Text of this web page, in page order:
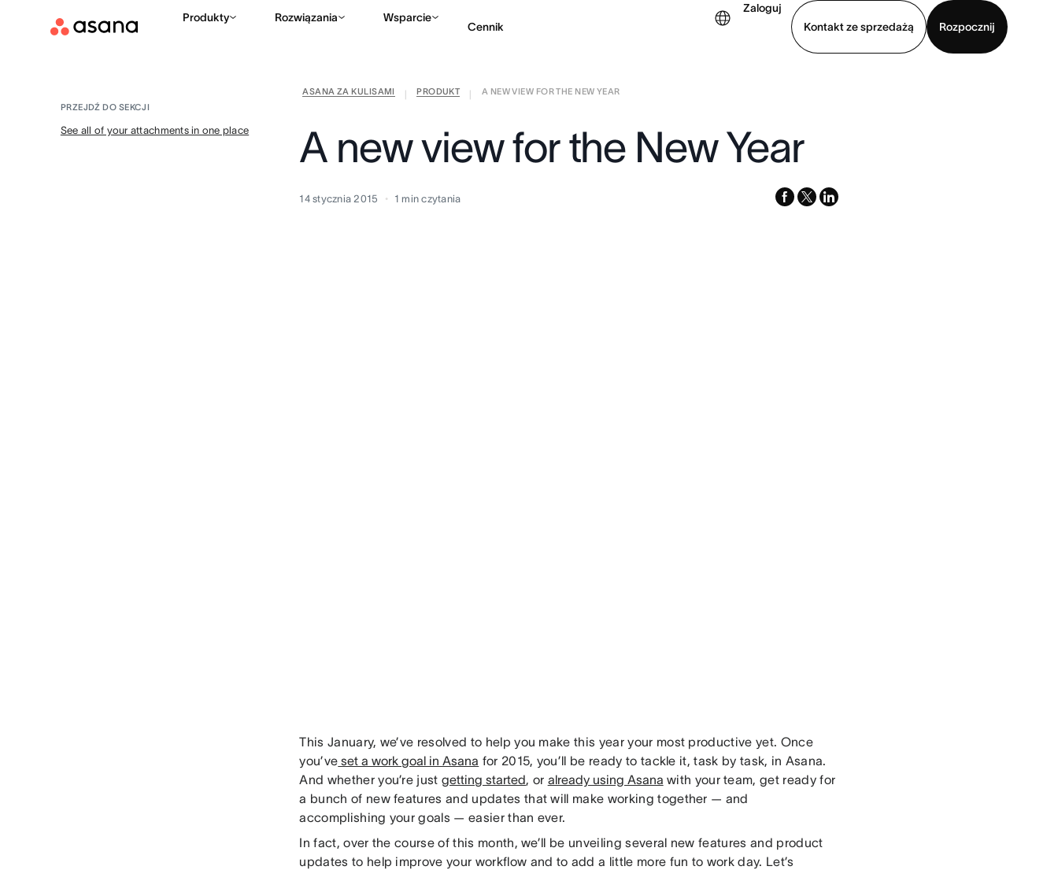
Produkty Rozwiązania Wsparcie
Cennik
Zaloguj
Kontakt ze sprzedażą
Rozpocznij
Kontakt ze sprzedażą
ASANA ZA KULISAMI PRODUKT
A NEW VIEW FOR THE NEW YEAR
PRZEJDŹ DO SEKCJI
See all of your attachments in one place A new view for the New Year
14 stycznia 2015 1 min czytania facebook
x-
linkedin
This January, we’ve resolved to help you make this year your most productive yet. Once
you’ve set a work goal in Asana for 2015, you’ll be ready to tackle it, task by task, in Asana.
And whether you’re justgetting started, or already using Asana with your team, get ready for
a bunch of new features and updates that will make working together — and
accomplishing your goals — easier than ever.
In fact, over the course of this month, we’ll be unveiling several new features and product
updates to help improve your workflow and to add a little more fun to work day. Let’s